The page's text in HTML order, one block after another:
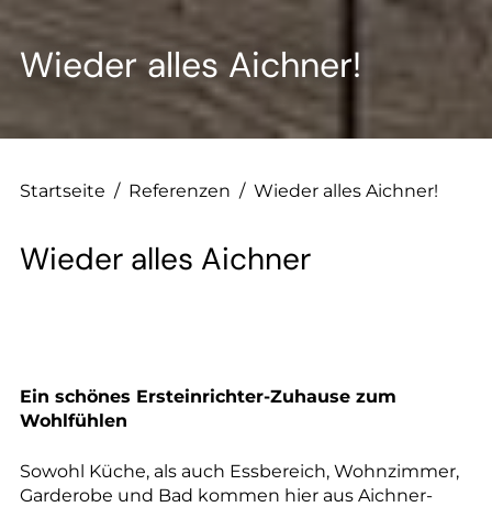
Wieder alles Aichner!
Startseite / Referenzen / Wieder alles Aichner!
Wieder alles Aichner
Ein schönes Ersteinrichter-Zuhause zum
Wohlfühlen
Sowohl Küche, als auch Essbereich, Wohnzimmer,
Garderobe und Bad kommen hier aus Aichner-